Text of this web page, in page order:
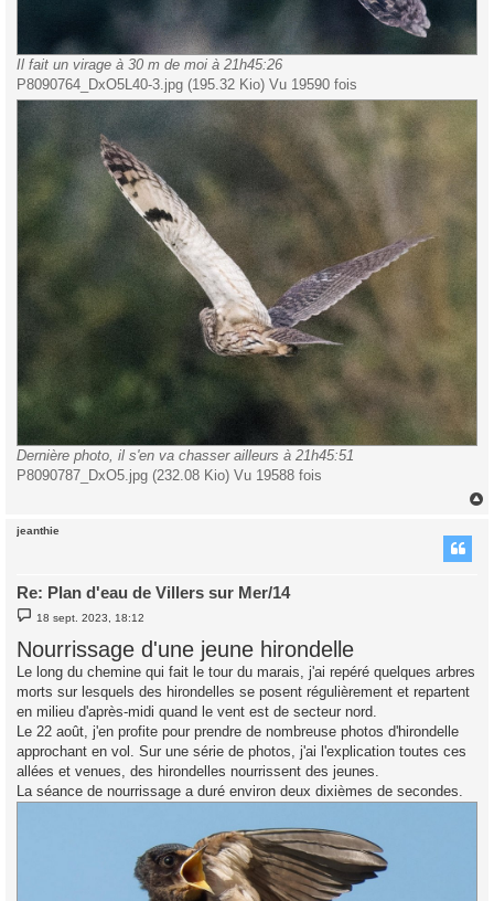
Il fait un virage à 30 m de moi à 21h45:26
P8090764_DxO5L40-3.jpg (195.32 Kio) Vu 19590 fois
Dernière photo, il s'en va chasser ailleurs à 21h45:51
P8090787_DxO5.jpg (232.08 Kio) Vu 19588 fois
jeanthie
Re: Plan d'eau de Villers sur Mer/14
M
s
a
g
e
18 sept. 2023, 18:12
Nourrissage d'une jeune hirondelle
Le long du chemine qui fait le tour du marais, j'ai repéré quelques arbres
morts sur lesquels des hirondelles se posent régulièrement et repartent
en milieu d'après-midi quand le vent est de secteur nord.
Le 22 août, j'en profite pour prendre de nombreuse photos d'hirondelle
approchant en vol. Sur une série de photos, j'ai l'explication toutes ces
allées et venues, des hirondelles nourrissent des jeunes.
La séance de nourrissage a duré environ deux dixièmes de secondes.